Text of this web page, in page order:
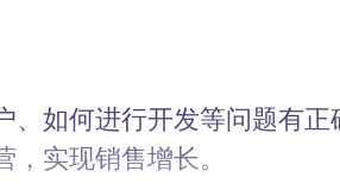
如何进行开发等问题有正
实现销售增长。